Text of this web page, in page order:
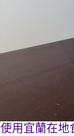
使用宜蘭在地